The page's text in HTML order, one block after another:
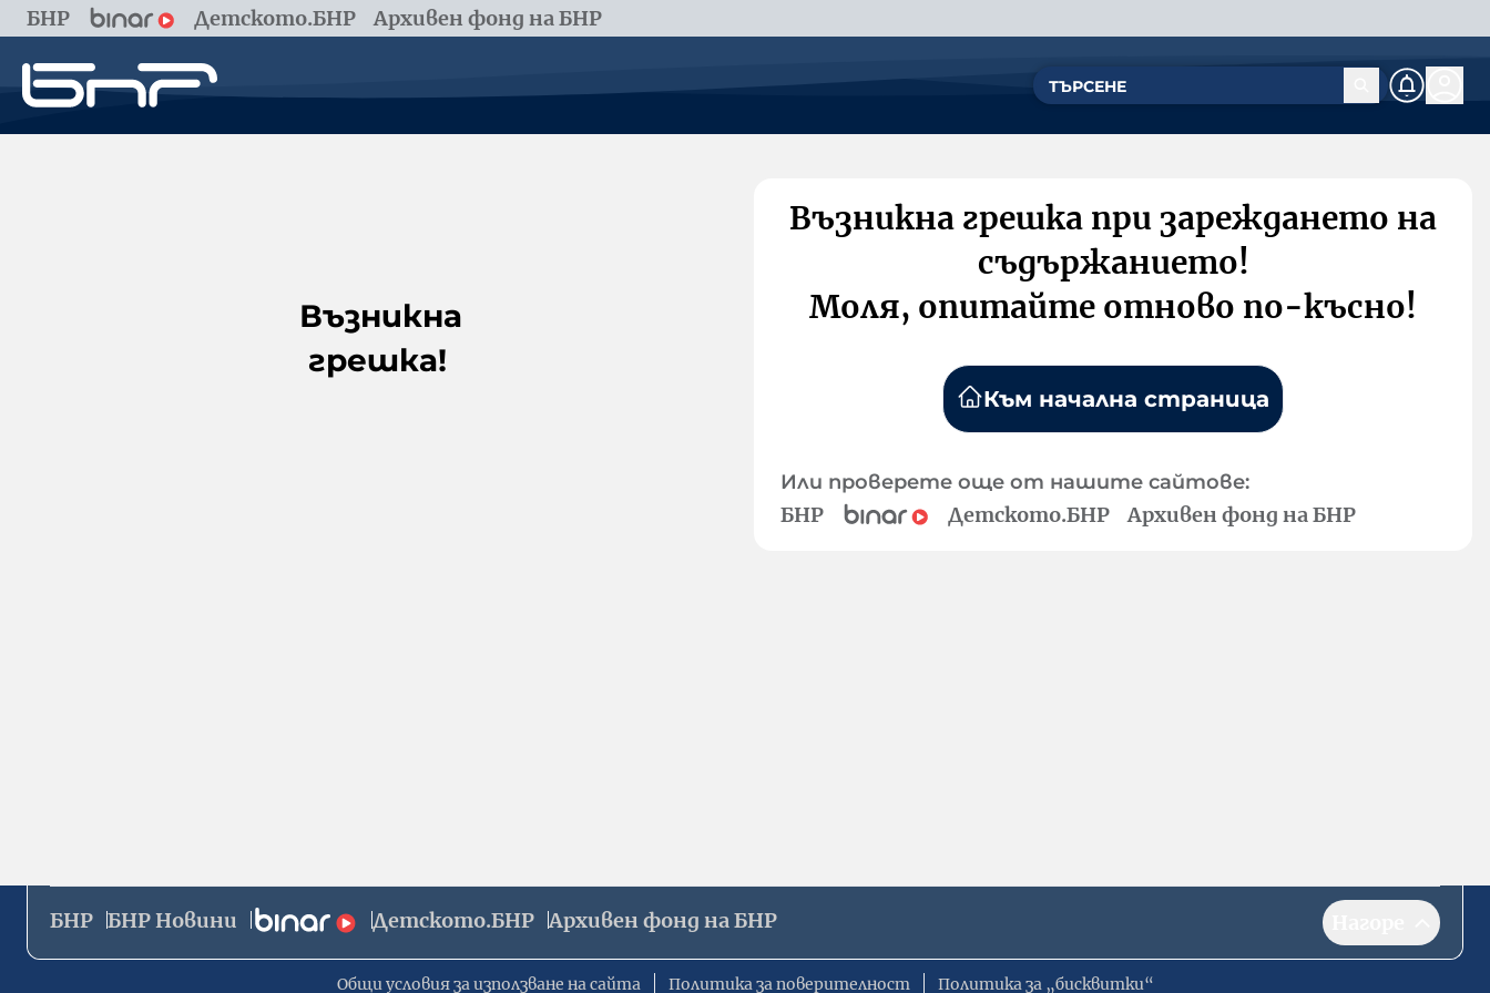
БНР Детското.БНР Архивен фонд на БНР
Възникна
грешка!
Възникна грешка при зареждането на
съдържанието!
Моля, опитайте отново по-късно!
Към начална страница
Или проверете още от нашите сайтове:
БНР Детското.БНР Архивен фонд на БНР
БНР БНР Новини Детското.БНР Архивен фонд на БНР
Общи условия за използване на сайта Политика за поверителност Политика за „бисквитки“